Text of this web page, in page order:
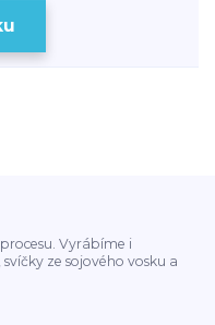
Vyrábíme i
ze sojového vosku a